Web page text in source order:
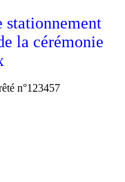
stationnement
la cérémonie
n°123457